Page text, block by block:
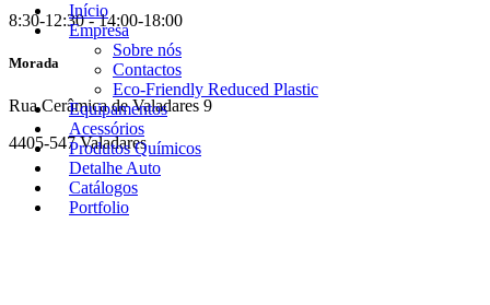
8:30-12:30 - 14:00-18:00
Morada
Rua Cerâmica de Valadares 9
4405-547 Valadares
Início
Empresa
Sobre nós
Contactos
Eco-Friendly Reduced Plastic
Equipamentos
Acessórios
Produtos Químicos
Detalhe Auto
Catálogos
Portfolio